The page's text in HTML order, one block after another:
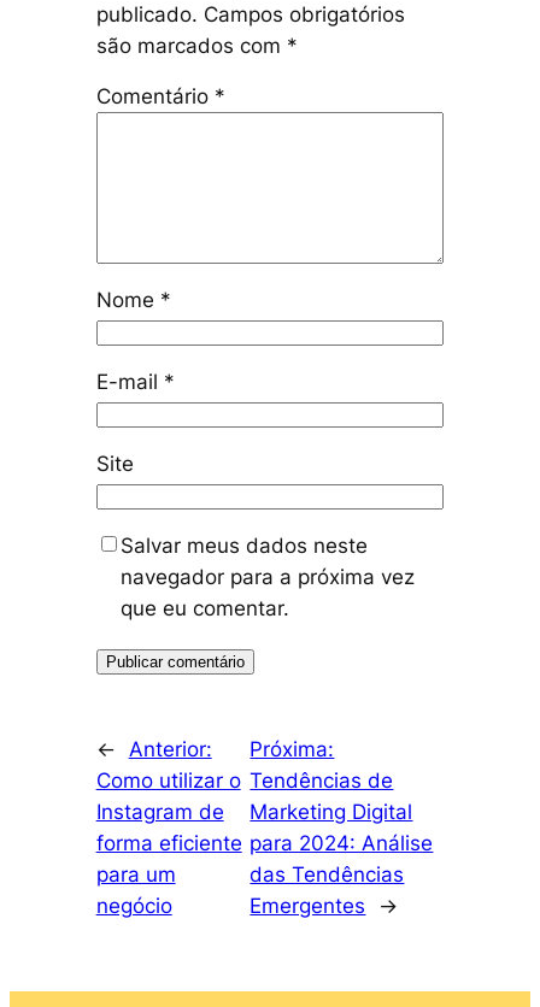
publicado. Campos obrigatórios
são marcados com *
Comentário *
Nome *
E-mail *
Site
Salvar meus dados neste
navegador para a próxima vez
que eu comentar.
← Anterior:
Como utilizar o
Instagram de
forma eficiente
para um
negócio
Próxima:
Tendências de
Marketing Digital
para 2024: Análise
das Tendências
Emergentes
→